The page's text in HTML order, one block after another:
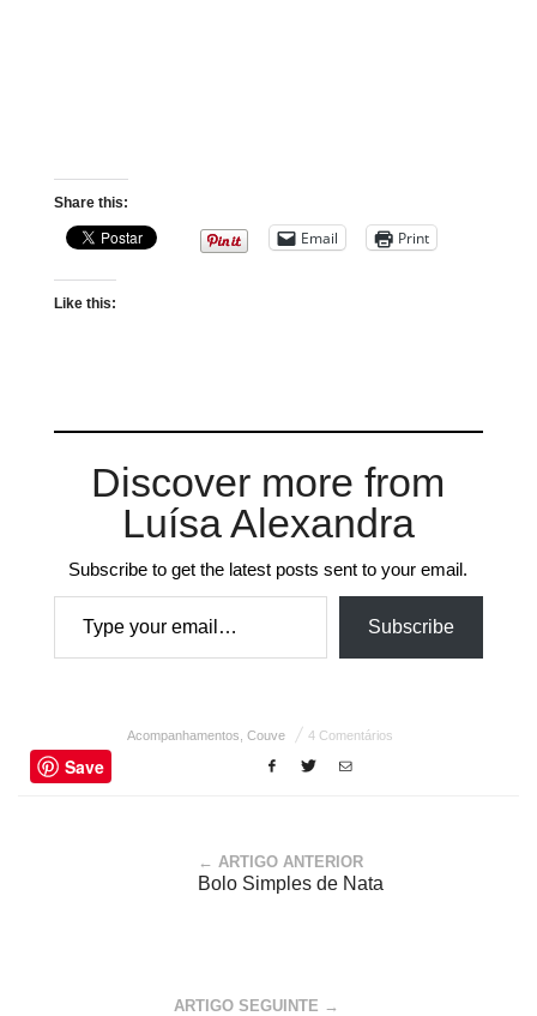
Share this:
Email Print
Like this:
Discover more from
Luísa Alexandra
Subscribe to get the latest posts sent to your email.
Type your email…
Subscribe
Acompanhamentos ,Couve 4 Comentários
Save
← ARTIGO ANTERIOR
Bolo Simples de Nata
ARTIGO SEGUINTE →